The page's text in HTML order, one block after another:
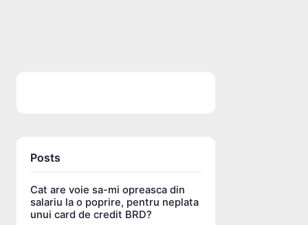
Posts
Cat are voie sa-mi opreasca din
salariu la o poprire, pentru neplata
unui card de credit BRD?